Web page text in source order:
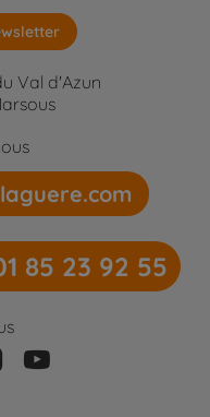
Val d'Azun
85 23 92 55